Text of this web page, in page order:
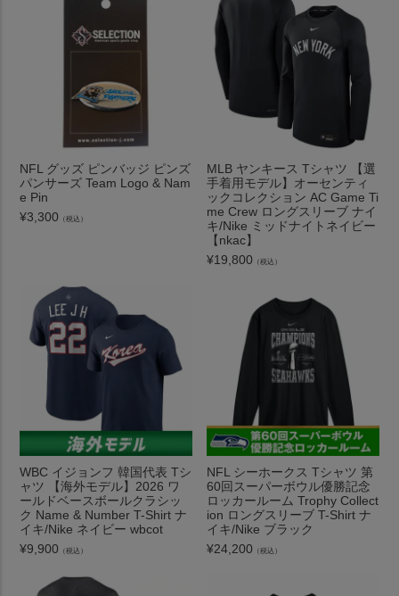
NFL グッズ ピンバッジ ピンズ
パンサーズ Team Logo & Nam
e Pin
¥3,300 （税込）
MLB ヤンキース Tシャツ 【選
手着用モデル】オーセンティ
ックコレクション AC Game Ti
me Crew ロングスリーブ ナイ
キ/Nike ミッドナイトネイビー
【nkac】
¥19,800 （税込）
WBC イジョンフ 韓国代表 Tシ
ャツ 【海外モデル】2026 ワ
ールドベースボールクラシッ
ク Name & Number T-Shirt ナ
イキ/Nike ネイビー wbcot
¥9,900 （税込）
NFL シーホークス Tシャツ 第
60回スーパーボウル優勝記念
ロッカールーム Trophy Collect
ion ロングスリーブ T-Shirt ナ
イキ/Nike ブラック
¥24,200 （税込）